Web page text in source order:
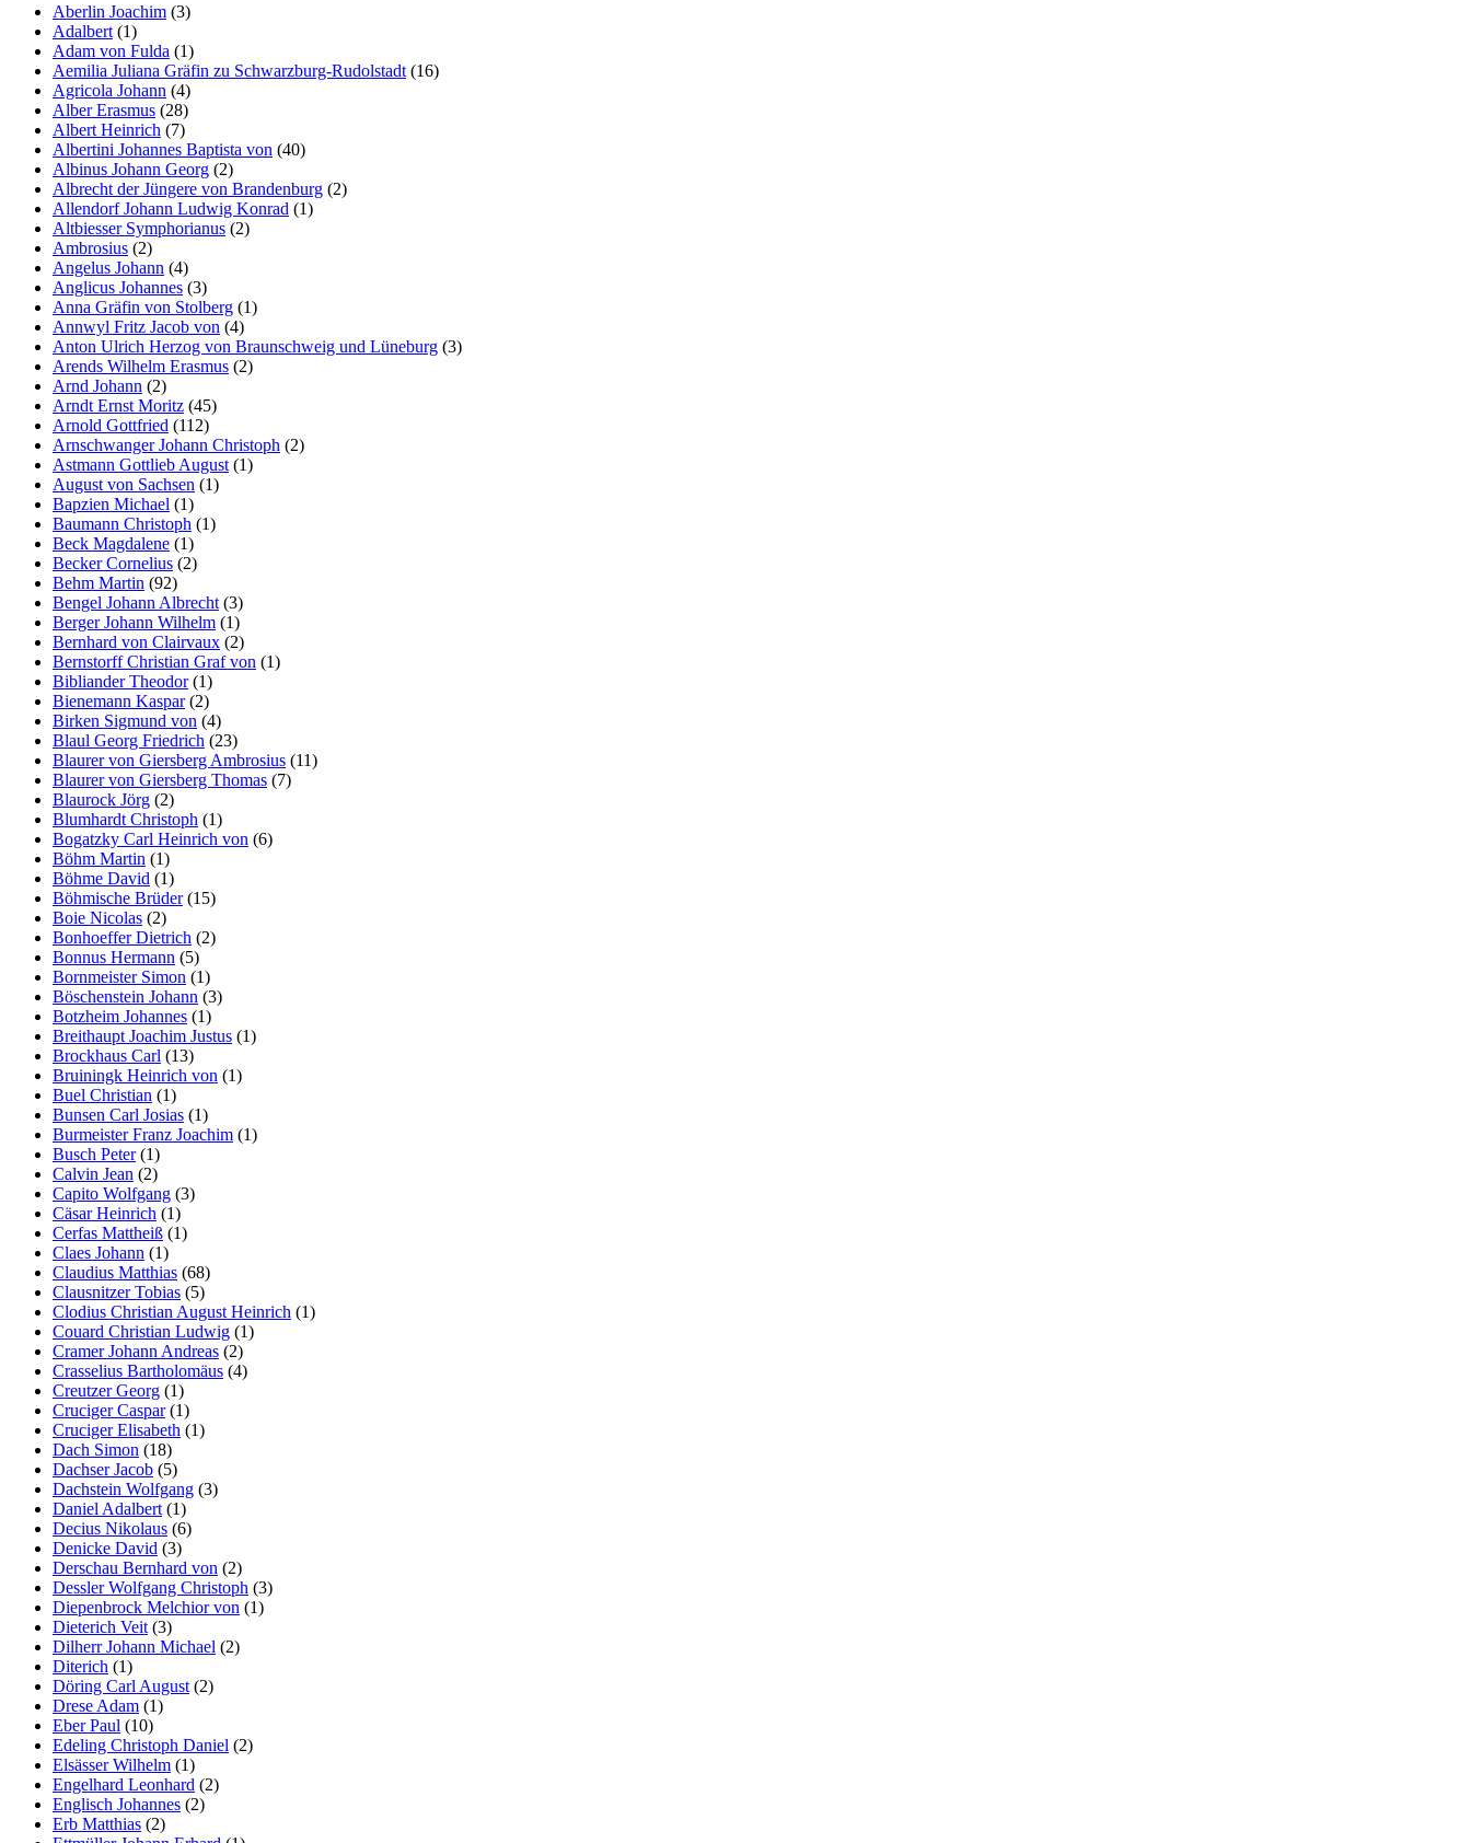
Aberlin Joachim (3)
Adalbert (1)
Adam von Fulda (1)
Aemilia Juliana Gräfin zu Schwarzburg-Rudolstadt (16)
Agricola Johann (4)
Alber Erasmus (28)
Albert Heinrich (7)
Albertini Johannes Baptista von (40)
Albinus Johann Georg (2)
Albrecht der Jüngere von Brandenburg (2)
Allendorf Johann Ludwig Konrad (1)
Altbiesser Symphorianus (2)
Ambrosius (2)
Angelus Johann (4)
Anglicus Johannes (3)
Anna Gräfin von Stolberg (1)
Annwyl Fritz Jacob von (4)
Anton Ulrich Herzog von Braunschweig und Lüneburg (3)
Arends Wilhelm Erasmus (2)
Arnd Johann (2)
Arndt Ernst Moritz (45)
Arnold Gottfried (112)
Arnschwanger Johann Christoph (2)
Astmann Gottlieb August (1)
August von Sachsen (1)
Bapzien Michael (1)
Baumann Christoph (1)
Beck Magdalene (1)
Becker Cornelius (2)
Behm Martin (92)
Bengel Johann Albrecht (3)
Berger Johann Wilhelm (1)
Bernhard von Clairvaux (2)
Bernstorff Christian Graf von (1)
Bibliander Theodor(1)
Bienemann Kaspar(2)
Birken Sigmund von (4)
Blaul Georg Friedrich (23)
Blaurer von Giersberg Ambrosius (11)
Blaurer von Giersberg Thomas (7)
Blaurock Jörg (2)
Blumhardt Christoph (1)
Bogatzky Carl Heinrich von (6)
Böhm Martin (1)
Böhme David (1)
Böhmische Brüder(15)
Boie Nicolas (2)
Bonhoeffer Dietrich (2)
Bonnus Hermann (5)
Bornmeister Simon (1)
Böschenstein Johann (3)
Botzheim Johannes (1)
Breithaupt Joachim Justus (1)
Brockhaus Carl (13)
Bruiningk Heinrich von (1)
Buel Christian (1)
Bunsen Carl Josias (1)
Burmeister Franz Joachim (1)
Busch Peter(1)
Calvin Jean (2)
Capito Wolfgang (3)
Cäsar Heinrich (1)
Cerfas Mattheiß (1)
Claes Johann (1)
Claudius Matthias (68)
Clausnitzer Tobias (5)
Clodius Christian August Heinrich (1)
Couard Christian Ludwig (1)
Cramer Johann Andreas (2)
Crasselius Bartholomäus (4)
Creutzer Georg (1)
Cruciger Caspar(1)
Cruciger Elisabeth (1)
Dach Simon (18)
Dachser Jacob (5)
Dachstein Wolfgang (3)
Daniel Adalbert (1)
Decius Nikolaus (6)
Denicke David (3)
Derschau Bernhard von (2)
Dessler Wolfgang Christoph (3)
Diepenbrock Melchior von (1)
Dieterich Veit (3)
Dilherr Johann Michael (2)
Diterich (1)
Döring Carl August (2)
Drese Adam (1)
Eber Paul (10)
Edeling Christoph Daniel (2)
Elsässer Wilhelm (1)
Engelhard Leonhard (2)
Englisch Johannes (2)
Erb Matthias (2)